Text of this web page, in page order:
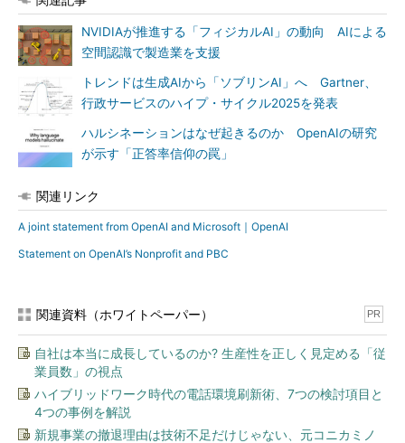
NVIDIAが推進する「フィジカルAI」の動向 AIによる
空間認識で製造業を支援
トレンドは生成AIから「ソブリンAI」へ Gartner、
行政サービスのハイプ・サイクル2025を発表
ハルシネーションはなぜ起きるのか OpenAIの研究
が示す「正答率信仰の罠」
関連リンク
A joint statement from OpenAI and Microsoft｜OpenAI
Statement on OpenAI’s Nonprofit and PBC
関連資料（ホワイトペーパー） PR
自社は本当に成長しているのか? 生産性を正しく見定める「従
業員数」の視点
ハイブリッドワーク時代の電話環境刷新術、7つの検討項目と
4つの事例を解説
新規事業の撤退理由は技術不足だけじゃない、元コニカミノ